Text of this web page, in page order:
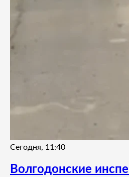
Сегодня, 11:40
Волгодонские